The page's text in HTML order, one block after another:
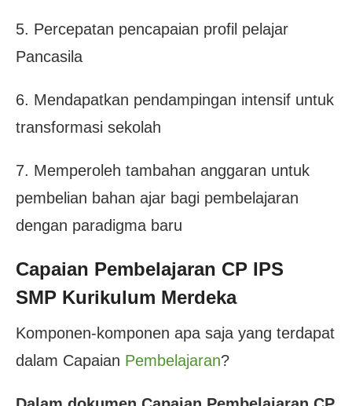
5. Percepatan pencapaian profil pelajar
Pancasila
6. Mendapatkan pendampingan intensif untuk
transformasi sekolah
7. Memperoleh tambahan anggaran untuk
pembelian bahan ajar bagi pembelajaran
dengan paradigma baru
Capaian Pembelajaran CP IPS
SMP Kurikulum Merdeka
Komponen-komponen apa saja yang terdapat
dalam Capaian Pembelajaran?